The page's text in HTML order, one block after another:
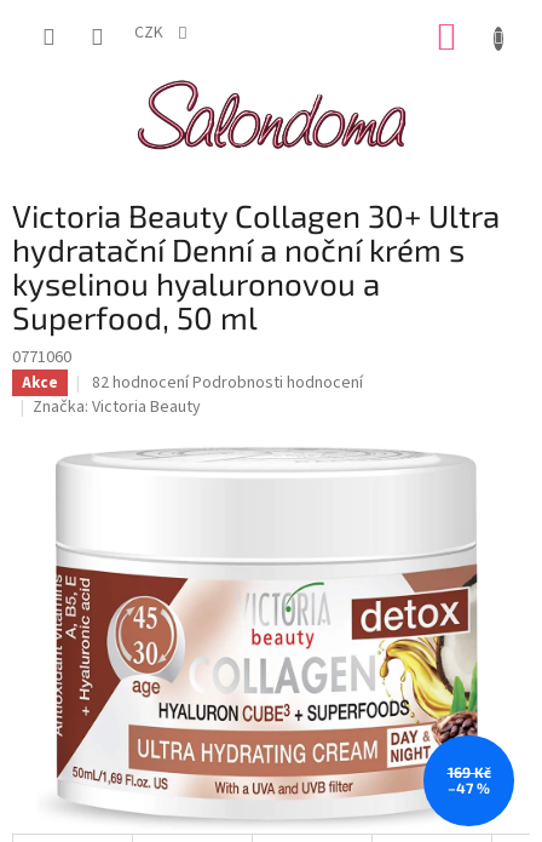
CZK
Victoria Beauty Collagen 30+ Ultra
hydratační Denní a noční krém s
kyselinou hyaluronovou a
Superfood, 50 ml
0771060
Akce
Průměrné
hodnocení
je
4,2
82 hodnoceníPodrobnosti hodnocení
Značka: Victoria Beauty
169 Kč
–47 %